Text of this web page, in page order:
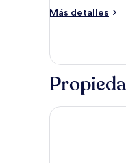
Más detalles
Más
The Palms